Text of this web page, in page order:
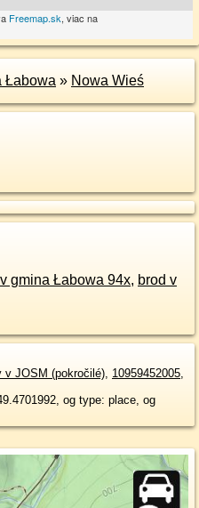
Freemap.sk, viac na
Łabowa » Nowa Wieś
gmina Łabowa 94x, brod v
v JOSM (pokročilé), 10959452005,
og type: place, og